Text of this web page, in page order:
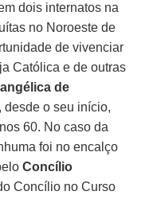
dois internatos na
no Noroeste de
de vivenciar
Católica e de outras
de
, desde o seu início,
60. No caso da
foi no encalço
Concílio
Concílio no Curso